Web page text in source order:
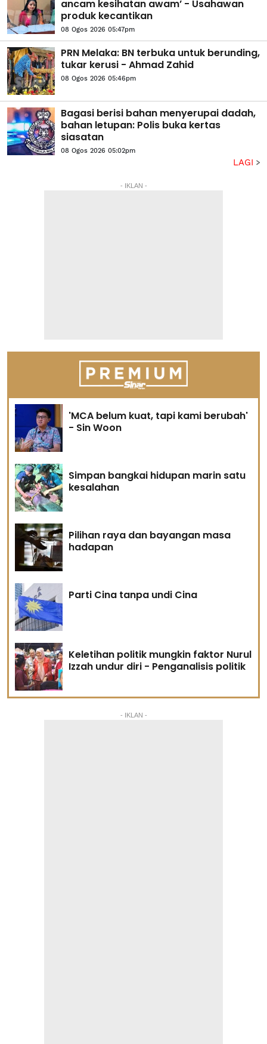
ancam kesihatan awam’ - Usahawan
produk kecantikan
08 Ogos 2026 05:47pm
PRN Melaka: BN terbuka untuk berunding,
tukar kerusi - Ahmad Zahid
08 Ogos 2026 05:46pm
Bagasi berisi bahan menyerupai dadah,
bahan letupan: Polis buka kertas
siasatan
08 Ogos 2026 05:02pm
LAGI
- IKLAN -
'MCA belum kuat, tapi kami berubah'
- Sin Woon
Simpan bangkai hidupan marin satu
kesalahan
Pilihan raya dan bayangan masa
hadapan
Parti Cina tanpa undi Cina
Keletihan politik mungkin faktor Nurul
Izzah undur diri - Penganalisis politik
- IKLAN -